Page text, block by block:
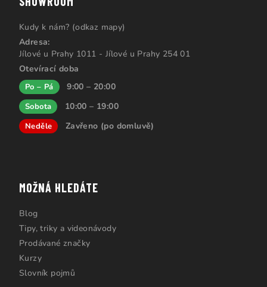
Kudy k nám? (odkaz mapy)
Adresa:
Jílové u Prahy 1011 - Jílové u Prahy 254 01
Otevírací doba
Po – Pá 9:00 – 20:00
Sobota 10:00 – 19:00
Neděle Zavřeno (po domluvě)
MOŽNÁ HLEDÁTE
Blog
Tipy, triky a videonávody
Prodávané značky
Kurzy
Slovník pojmů